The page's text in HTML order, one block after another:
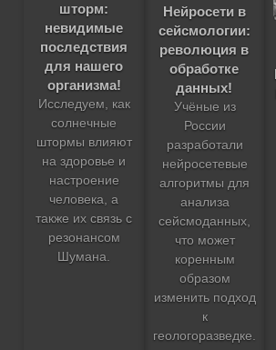
шторм:
невидимые
последствия
для нашего
организма!
Исследуем, как
солнечные
штормы влияют
на здоровье и
настроение
человека, а
также их связь с
резонансом
Шумана.
Нейросети в
сейсмологии:
революция в
обработке
данных!
Учёные из
России
разработали
нейросетевые
алгоритмы для
анализа
сейсмоданных,
что может
коренным
образом
изменить подход
к
геологоразведке.